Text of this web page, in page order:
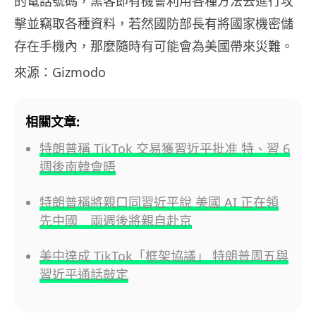
擊並竊取各種資料，若然國防部長有將國家機密儲
存在手機內，那麼隨時有可能會為美國帶來災難。
來源：Gizmodo
相關文章:
特朗普稱 TikTok 交易獲習近平批准 特、習 6
週後南韓會晤
特朗普稱將親口同習近平說 美國 AI 正在領
先中國 兩週後將親自赴京
美中達成 TikTok「框架協議」 特朗普周五與
習近平通話敲定